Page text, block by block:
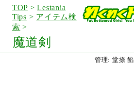
TOP >Lestania
Tips > アイテム検
索 >
魔道剣
管理: 堂捺 餡